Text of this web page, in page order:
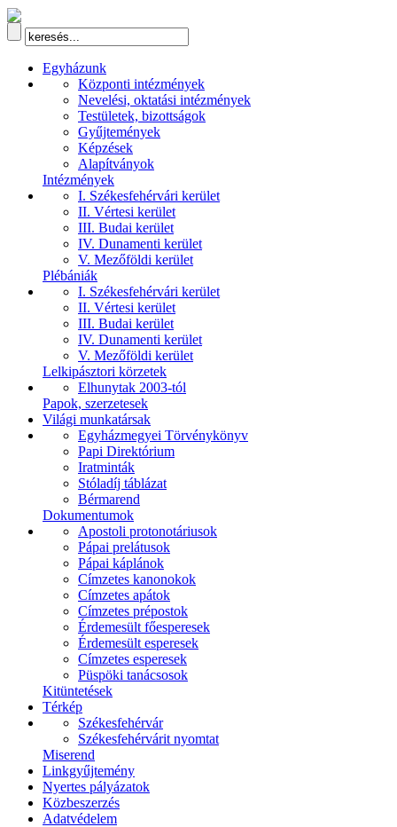
Egyházunk
Központi intézmények
Nevelési, oktatási intézmények
Testületek, bizottságok
Gyűjtemények
Képzések
Alapítványok
Intézmények
I. Székesfehérvári kerület
II. Vértesi kerület
III. Budai kerület
IV. Dunamenti kerület
V. Mezőföldi kerület
Plébániák
I. Székesfehérvári kerület
II. Vértesi kerület
III. Budai kerület
IV. Dunamenti kerület
V. Mezőföldi kerület
Lelkipásztori körzetek
Elhunytak 2003-tól
Papok, szerzetesek
Világi munkatársak
Egyházmegyei Törvénykönyv
Papi Direktórium
Iratminták
Stóladíj táblázat
Bérmarend
Dokumentumok
Apostoli protonotáriusok
Pápai prelátusok
Pápai káplánok
Címzetes kanonokok
Címzetes apátok
Címzetes prépostok
Érdemesült főesperesek
Érdemesült esperesek
Címzetes esperesek
Püspöki tanácsosok
Kitüntetések
Térkép
Székesfehérvár
Székesfehérvárit nyomtat
Miserend
Linkgyűjtemény
Nyertes pályázatok
Közbeszerzés
Adatvédelem